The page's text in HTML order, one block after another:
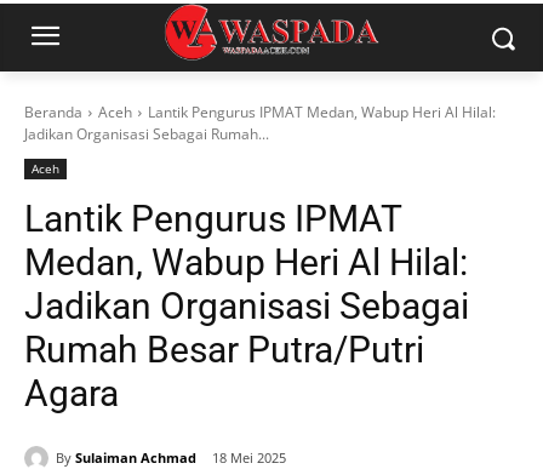
Beranda Aceh
Lantik Pengurus IPMAT Medan, Wabup Heri Al Hilal:
Jadikan Organisasi Sebagai Rumah...
Aceh
Lantik Pengurus IPMAT
Medan, Wabup Heri Al Hilal:
Jadikan Organisasi Sebagai
Rumah Besar Putra/Putri
Agara
By Sulaiman Achmad 18 Mei 2025